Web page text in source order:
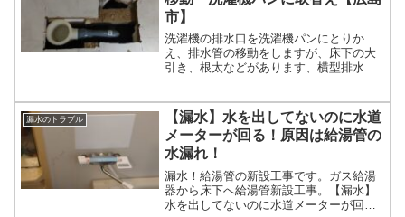
市】
洗濯機の排水口を洗濯機パンにとりか
え、排水管の移動をしますが、床下の大
引き、根太などがあります、横型排水ト
漏水のトラブル
【漏水】水を出してないのに水道
メーターが回る！原因は給湯管の
水漏れ！
漏水！給湯管の新設工事です。ガス給湯
器から床下へ給湯管新設工事。【漏水】
水を出してないのに水道メーターが回